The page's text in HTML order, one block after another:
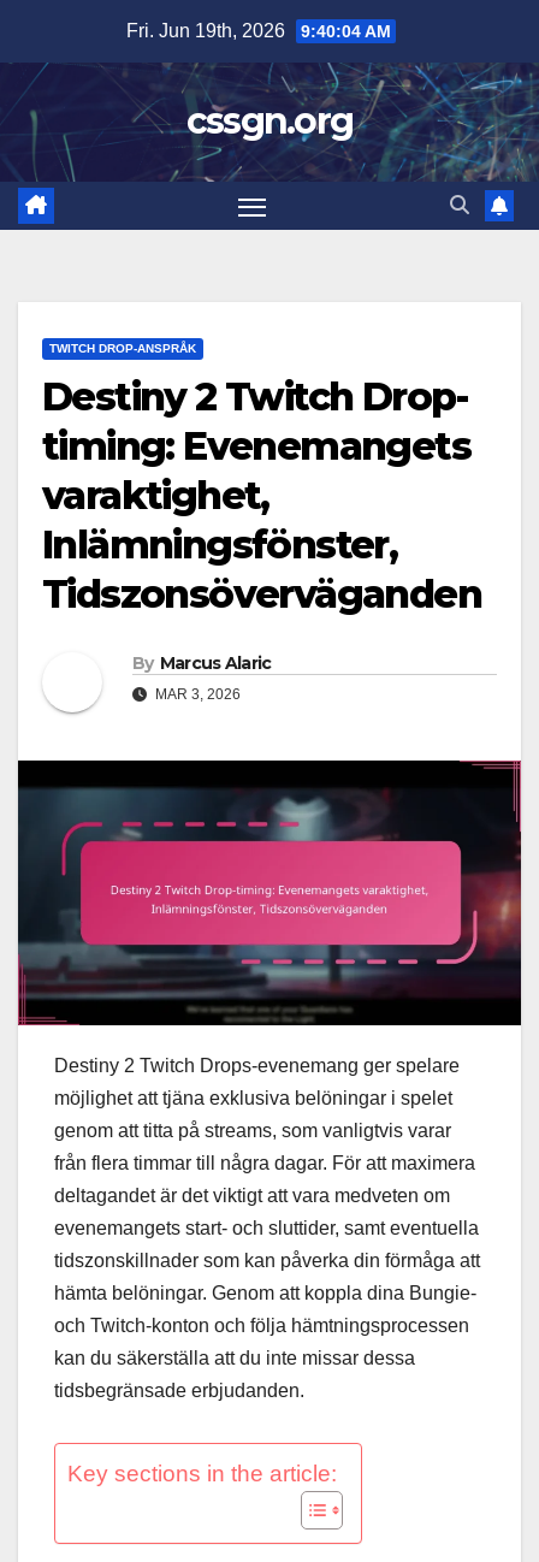
content
Fri. Jun 19th, 2026 9:40:06 AM
cssgn.org
TWITCH DROP-ANSPRÅK
Destiny 2 Twitch Drop-
timing: Evenemangets
varaktighet,
Inlämningsfönster,
Tidszonsöverväganden
By Marcus Alaric
MAR 3, 2026
Destiny 2 Twitch Drops-evenemang ger spelare
möjlighet att tjäna exklusiva belöningar i spelet
genom att titta på streams, som vanligtvis varar
från flera timmar till några dagar. För att maximera
deltagandet är det viktigt att vara medveten om
evenemangets start- och sluttider, samt eventuella
tidszonskillnader som kan påverka din förmåga att
hämta belöningar. Genom att koppla dina Bungie-
och Twitch-konton och följa hämtningsprocessen
kan du säkerställa att du inte missar dessa
tidsbegränsade erbjudanden.
Key sections in the article: